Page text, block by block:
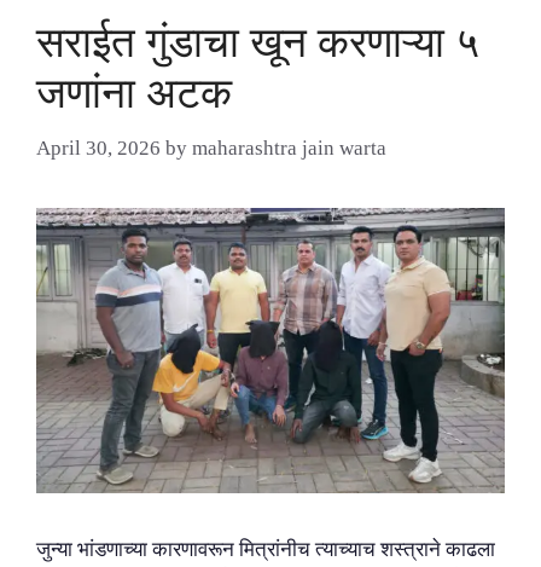
सराईत गुंडाचा खून करणाऱ्या ५
जणांना अटक
April 30, 2026 by maharashtra jain warta
जुन्या भांडणाच्या कारणावरून मित्रांनीच त्याच्याच शस्त्राने काढला